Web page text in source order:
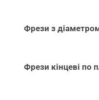
Фрези з
Фрези кінцеві по